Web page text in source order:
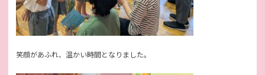
笑顔があふれ、温かい時間となりました。